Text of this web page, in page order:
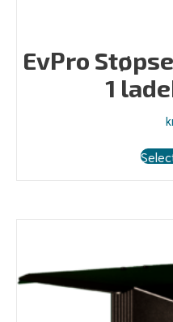
EvPro
1